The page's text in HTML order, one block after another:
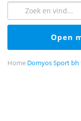
open
Home Domyos Sport